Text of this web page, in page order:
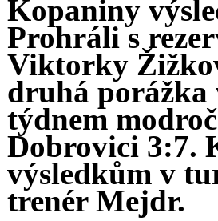
Kopaniny
Prohráli s
Viktorky
druhá
týdnem
Dobrovici 3:7.
výsledkům v
trenér Mejdr.